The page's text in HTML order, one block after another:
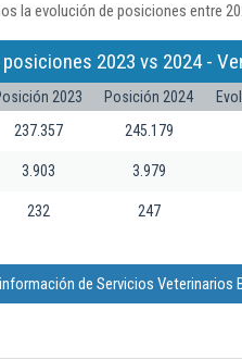
la evolución de posiciones entre
2023 vs 2024 -
2023 Posición 2024
237.357 245.179
3.903 3.979
232 247
de Servicios Veterinarios